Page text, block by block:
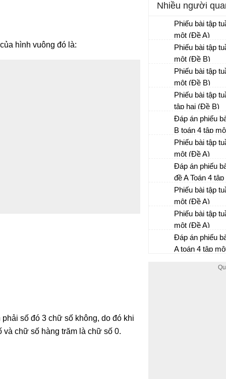
hình vuông đó là:
số đó 3 chữ số không, do đó khi
chữ số hàng trăm là chữ số 0.
Nhiều người
Phiếu bài tập
một (Đề A)
Phiếu bài tập
một (Đề B)
Phiếu bài tập
một (Đề B)
Phiếu bài tập
tập hai (Đề B)
Đáp án phiếu
B toán 4 tập
Phiếu bài tập
một (Đề A)
Đáp án phiếu
đề A Toán 4 tập
Bài tập Toán
Phiếu bài tập
một (Đề A)
Phiếu bài tập
một (Đề A)
Đáp án phiếu
A toán 4 tập